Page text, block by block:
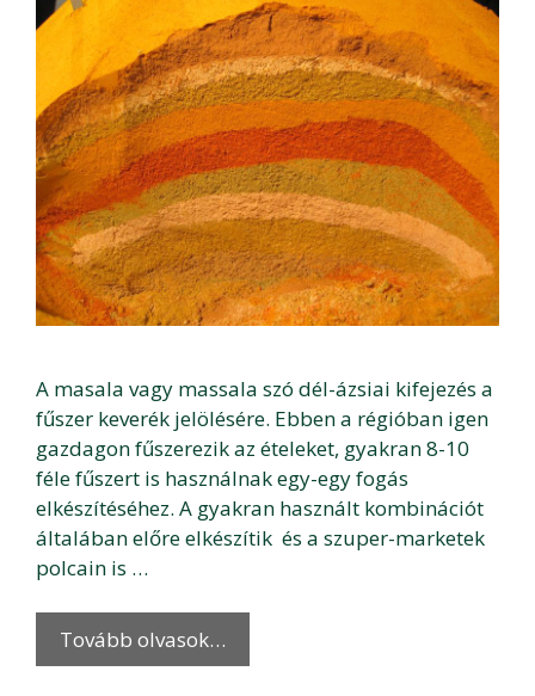
A masala vagy massala szó dél-ázsiai kifejezés a
fűszer keverék jelölésére. Ebben a régióban igen
gazdagon fűszerezik az ételeket, gyakran 8-10
féle fűszert is használnak egy-egy fogás
elkészítéséhez. A gyakran használt kombinációt
általában előre elkészítik és a szuper-marketek
polcain is …
Tovább olvasok…